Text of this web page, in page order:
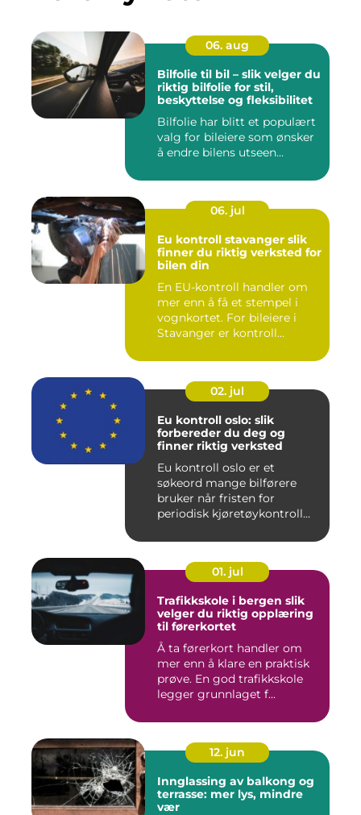
06. aug
Bilfolie til bil – slik velger du
riktig bilfolie for stil,
beskyttelse og fleksibilitet
Bilfolie har blitt et populært
valg for bileiere som ønsker
å endre bilens utseen...
06. jul
Eu kontroll stavanger slik
finner du riktig verksted for
bilen din
En EU-kontroll handler om
mer enn å få et stempel i
vognkortet. For bileiere i
Stavanger er kontroll...
02. jul
Eu kontroll oslo: slik
forbereder du deg og
finner riktig verksted
Eu kontroll oslo er et
søkeord mange bilførere
bruker når fristen for
periodisk kjøretøykontroll
01. jul
Trafikkskole i bergen slik
velger du riktig opplæring
til førerkortet
Å ta førerkort handler om
mer enn å klare en praktisk
prøve. En god trafikkskole
legger grunnlaget f...
12. jun
Innglassing av balkong og
terrasse: mer lys, mindre
vær